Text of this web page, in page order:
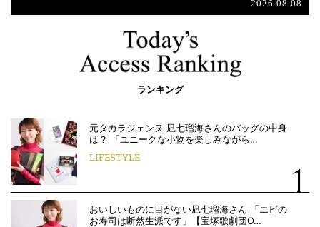
2026.08.08
ランキング
元タカラジェンヌ 凪七瑠海さんのバッグの中身
は？ 「ユニークな小物を楽しみながら…
LIFESTYLE
おいしいものに目がない凪七瑠海さん 「エビの
お寿司は断然生派です」【宝塚歌劇団O…